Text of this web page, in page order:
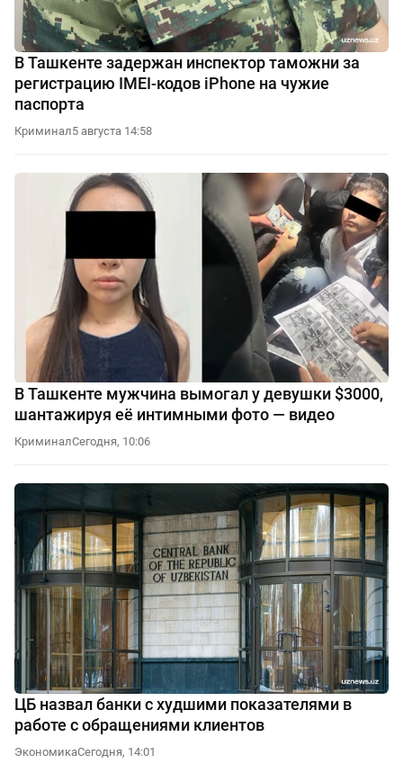
В Ташкенте задержан инспектор таможни за
регистрацию IMEI-кодов iPhone на чужие
паспорта
Криминал5 августа 14:58
В Ташкенте мужчина вымогал у девушки $3000,
шантажируя её интимными фото — видео
КриминалСегодня, 10:06
ЦБ назвал банки с худшими показателями в
работе с обращениями клиентов
ЭкономикаСегодня, 14:01